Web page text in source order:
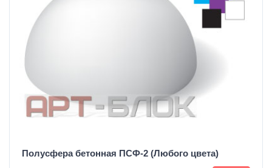
Полусфера бетонная ПСФ-2 (Любого цвета)